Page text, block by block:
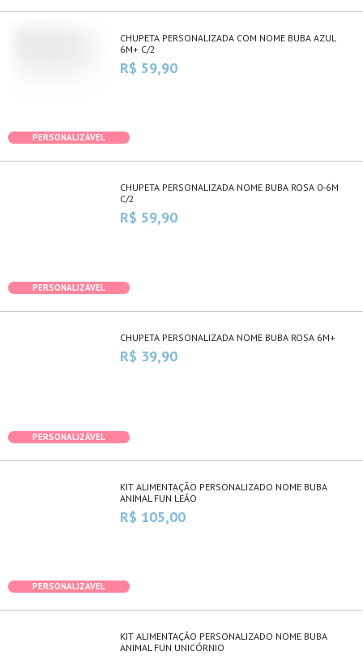
CHUPETA PERSONALIZADA COM NOME BUBA AZUL
6M+ C/2
R$ 59,90
PERSONALIZÁVEL
CHUPETA PERSONALIZADA NOME BUBA ROSA 0-6M
C/2
R$ 59,90
PERSONALIZÁVEL
CHUPETA PERSONALIZADA NOME BUBA ROSA 6M+
R$ 39,90
PERSONALIZÁVEL
KIT ALIMENTAÇÃO PERSONALIZADO NOME BUBA
ANIMAL FUN LEÃO
R$ 105,00
PERSONALIZÁVEL
KIT ALIMENTAÇÃO PERSONALIZADO NOME BUBA
ANIMAL FUN UNICÓRNIO